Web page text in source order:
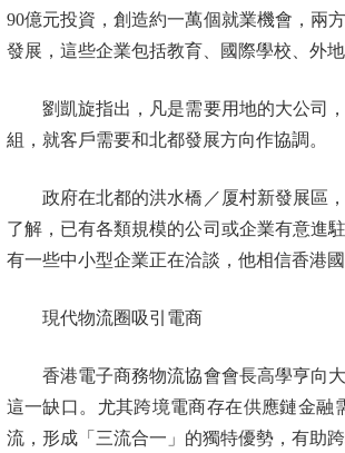
90億元投資，創造約一萬個就業機會，兩
發展，這些企業包括教育、國際學校、外
劉凱旋指出，凡是需要用地的大公司，
組，就客戶需要和北都發展方向作協調。
政府在北都的洪水橋／厦村新發展區，
了解，已有各類規模的公司或企業有意進
有一些中小型企業正在洽談，他相信香港
現代物流圈吸引電商
香港電子商務物流協會會長高學亨向大
這一缺口。尤其跨境電商存在供應鏈金融
流，形成「三流合一」的獨特優勢，有助